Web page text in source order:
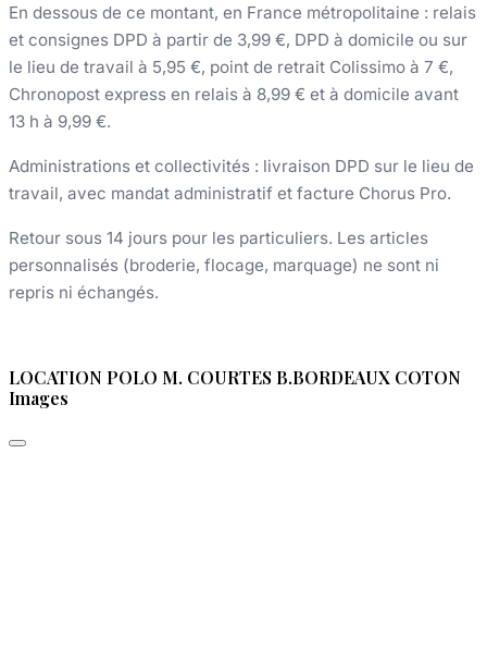
En dessous de ce montant, en France métropolitaine : relais
et consignes DPD à partir de 3,99 €, DPD à domicile ou sur
le lieu de travail à 5,95 €, point de retrait Colissimo à 7 €,
Chronopost express en relais à 8,99 € et à domicile avant
13 h à 9,99 €.
Administrations et collectivités : livraison DPD sur le lieu de
travail, avec mandat administratif et facture Chorus Pro.
Retour sous 14 jours pour les particuliers. Les articles
personnalisés (broderie, flocage, marquage) ne sont ni
repris ni échangés.
LOCATION POLO M. COURTES B.BORDEAUX COTON
Images